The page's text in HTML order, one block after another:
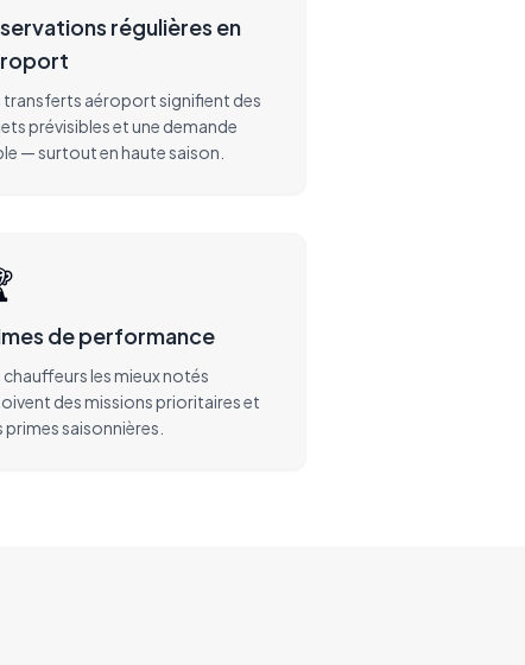
régulières en
transferts aéroport signifient des
prévisibles et une demande
— surtout en haute saison.
de performance
chauffeurs les mieux notés
des missions prioritaires et
primes saisonnières.